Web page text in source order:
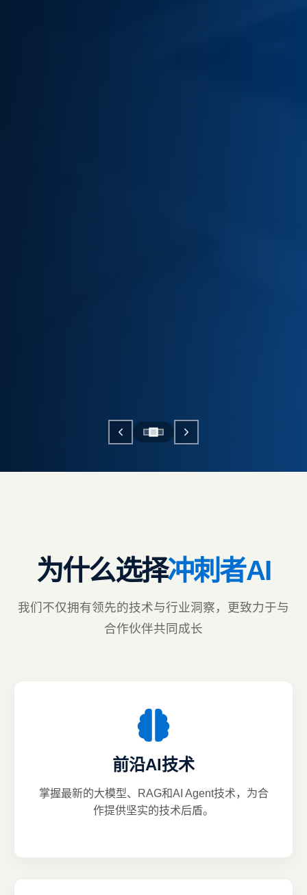
为什么选择冲刺者AI
我们不仅拥有领先的技术与行业洞察，更致力于与
合作伙伴共同成长
前沿AI技术
掌握最新的大模型、RAG和AI Agent技术，为合
作提供坚实的技术后盾。